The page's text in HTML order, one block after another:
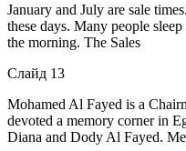
January and July are sale
these days. Many people
the morning. The Sales
Слайд 13
Mohamed Al Fayed is a
devoted a memory corner in
Diana and Dody Al Fayed.